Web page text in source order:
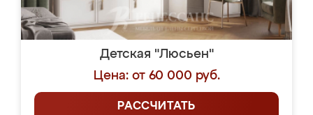
Детская "Люсьен"
Цена: от 60 000 руб.
РАССЧИТАТЬ